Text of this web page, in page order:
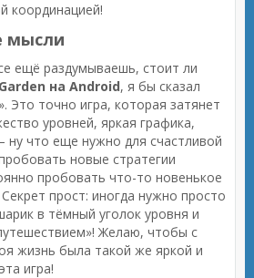
координацией!
мысли
ещё раздумываешь, стоит ли
на Android, я бы сказал
Это точно игра, которая затянет
уровней, яркая графика,
ну что еще нужно для счастливой
новые стратегии
пробовать что-то новенькое
прост: иногда нужно просто
в тёмный уголок уровня и
Желаю, чтобы с
жизнь была такой же яркой и
игра!